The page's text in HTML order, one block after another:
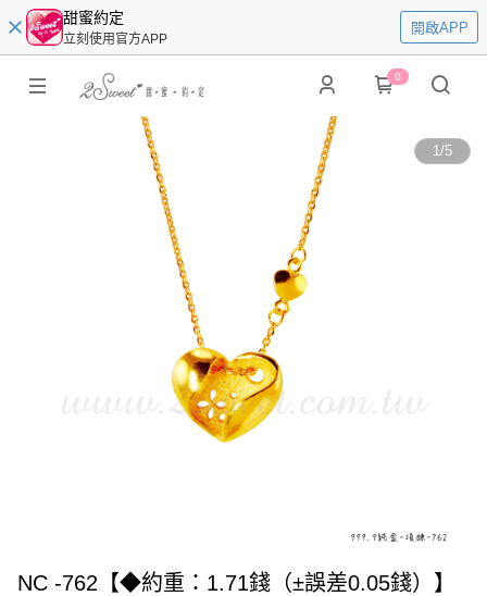
甜蜜約定
立刻使用官方APP
開啟APP
0
1/5
NC -762【◆約重：1.71錢（±誤差0.05錢）】